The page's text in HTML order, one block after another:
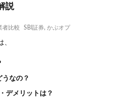
説
者比較 SBI証券, かぶオプ
、
なの？
デメリットは？